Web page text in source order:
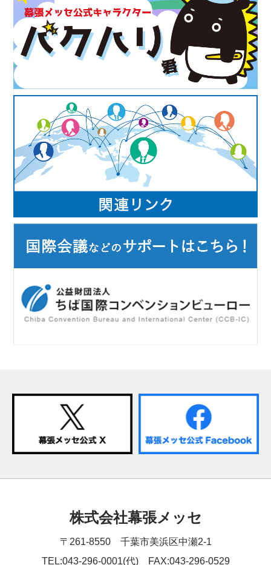
株式会社幕張メッセ
〒261-8550 千葉市美浜区中瀬2-1
TEL:043-296-0001(代) FAX:043-296-0529